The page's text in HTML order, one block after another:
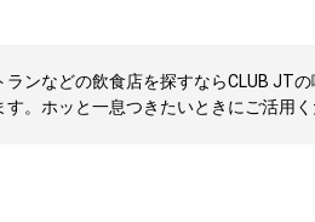
ンなどの飲食店を探すならCLUB JTの
。ホッと一息つきたいときにご活用く